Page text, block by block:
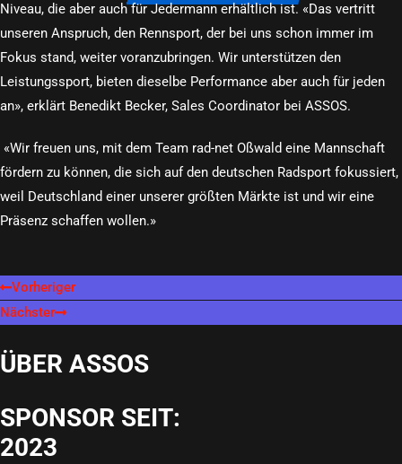
Niveau, die aber auch für Jedermann erhältlich ist. «Das vertritt
unseren Anspruch, den Rennsport, der bei uns schon immer im
Fokus stand, weiter voranzubringen. Wir unterstützen den
Leistungssport, bieten dieselbe Performance aber auch für jeden
an», erklärt Benedikt Becker, Sales Coordinator bei ASSOS.
«Wir freuen uns, mit dem Team rad-net Oßwald eine Mannschaft
fördern zu können, die sich auf den deutschen Radsport fokussiert,
weil Deutschland einer unserer größten Märkte ist und wir eine
Präsenz schaffen wollen.»
Vorheriger
Nächster
ÜBER ASSOS
SPONSOR SEIT:
2023